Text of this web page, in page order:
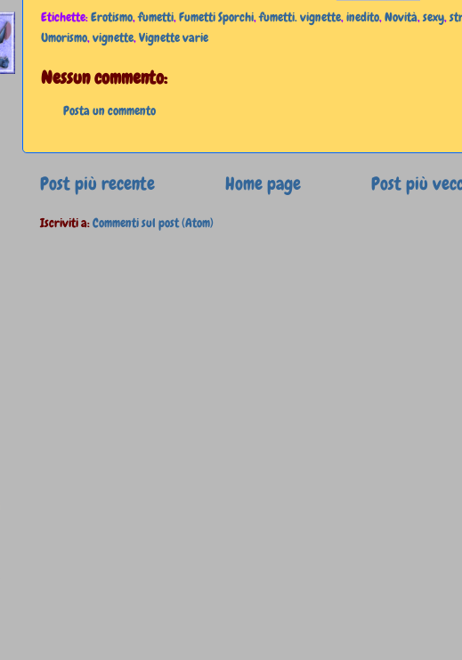
Etichette:Erotismo,fumetti,Fumetti Sporchi,fumetti. vignette,inedito,Novità,sexy,
Umorismo,vignette,Vignette varie
Nessun commento:
Posta un commento
Post più recente Post più
Home page
Iscriviti a:Commenti sul post (Atom)